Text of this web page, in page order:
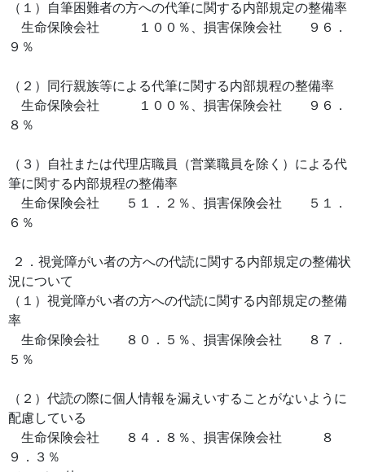
（１）自筆困難者の方への代筆に関する内部規定の整備率
生命保険会社 １００％、損害保険会社 ９６．
９％
（２）同行親族等による代筆に関する内部規程の整備率
生命保険会社 １００％、損害保険会社 ９６．
８％
（３）自社または代理店職員（営業職員を除く）による代
筆に関する内部規程の整備率
生命保険会社 ５１．２％、損害保険会社 ５１．
６％
２．視覚障がい者の方への代読に関する内部規定の整備状
況について
（１）視覚障がい者の方への代読に関する内部規定の整備
率
生命保険会社 ８０．５％、損害保険会社 ８７．
５％
（２）代読の際に個人情報を漏えいすることがないように
配慮している
生命保険会社 ８４．８％、損害保険会社 ８
９．３％